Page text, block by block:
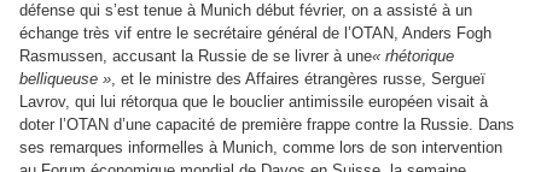
défense qui s’est tenue à Munich début février, on a assisté à un
échange très vif entre le secrétaire général de l’OTAN, Anders Fogh
Rasmussen, accusant la Russie de se livrer à une« rhétorique
belliqueuse », et le ministre des Affaires étrangères russe, Sergueï
Lavrov, qui lui rétorqua que le bouclier antimissile européen visait à
doter l’OTAN d’une capacité de première frappe contre la Russie. Dans
ses remarques informelles à Munich, comme lors de son intervention